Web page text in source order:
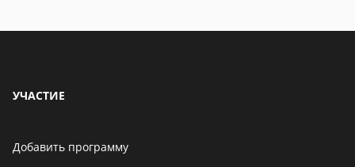
УЧАСТИЕ
Добавить программу